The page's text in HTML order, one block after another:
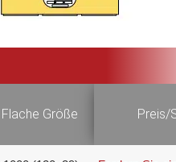
Flache Größe Preis/